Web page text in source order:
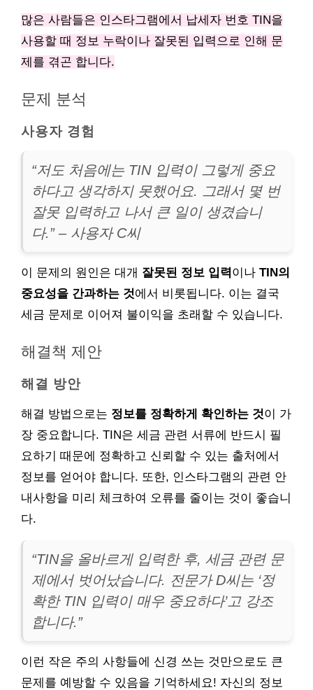
많은 사람들은 인스타그램에서 납세자 번호 TIN을
사용할 때 정보 누락이나 잘못된 입력으로 인해 문
제를 겪곤 합니다.
문제 분석
사용자 경험
“저도 처음에는 TIN 입력이 그렇게 중요
하다고 생각하지 못했어요. 그래서 몇 번
잘못 입력하고 나서 큰 일이 생겼습니
다.” – 사용자 C씨
이 문제의 원인은 대개 잘못된 정보 입력이나 TIN의
중요성을 간과하는 것에서 비롯됩니다. 이는 결국
세금 문제로 이어져 불이익을 초래할 수 있습니다.
해결책 제안
해결 방안
해결 방법으로는 정보를 정확하게 확인하는 것이 가
장 중요합니다. TIN은 세금 관련 서류에 반드시 필
요하기 때문에 정확하고 신뢰할 수 있는 출처에서
정보를 얻어야 합니다. 또한, 인스타그램의 관련 안
내사항을 미리 체크하여 오류를 줄이는 것이 좋습니
다.
“TIN을 올바르게 입력한 후, 세금 관련 문
제에서 벗어났습니다. 전문가 D씨는 ‘정
확한 TIN 입력이 매우 중요하다’고 강조
합니다.”
이런 작은 주의 사항들에 신경 쓰는 것만으로도 큰
문제를 예방할 수 있음을 기억하세요! 자신의 정보